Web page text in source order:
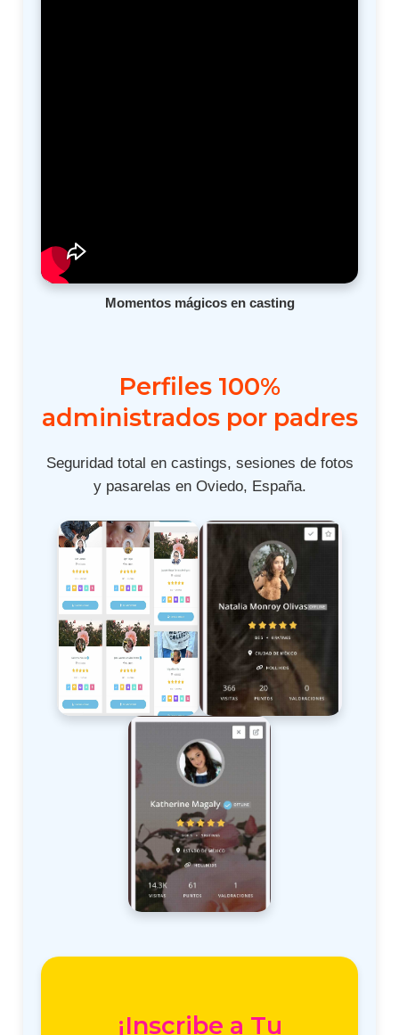
Momentos mágicos en casting
Perfiles 100%
administrados por padres
Seguridad total en castings, sesiones de fotos
y pasarelas en Oviedo, España.
¡Inscribe a Tu